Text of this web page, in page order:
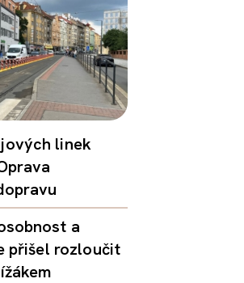
linek
a
přišel rozloučit